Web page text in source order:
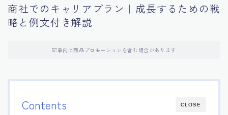
3.キャリア相談時の質問リスト
4.キャリア目標設定の方法
5.キャリアチェンジの体験談
6.専門家からのアドバイス集
商社でのキャリアプラン｜成長するための戦
略と例文付き解説
記事内に商品プロモーションを含む場合があります
CLOSE
Contents